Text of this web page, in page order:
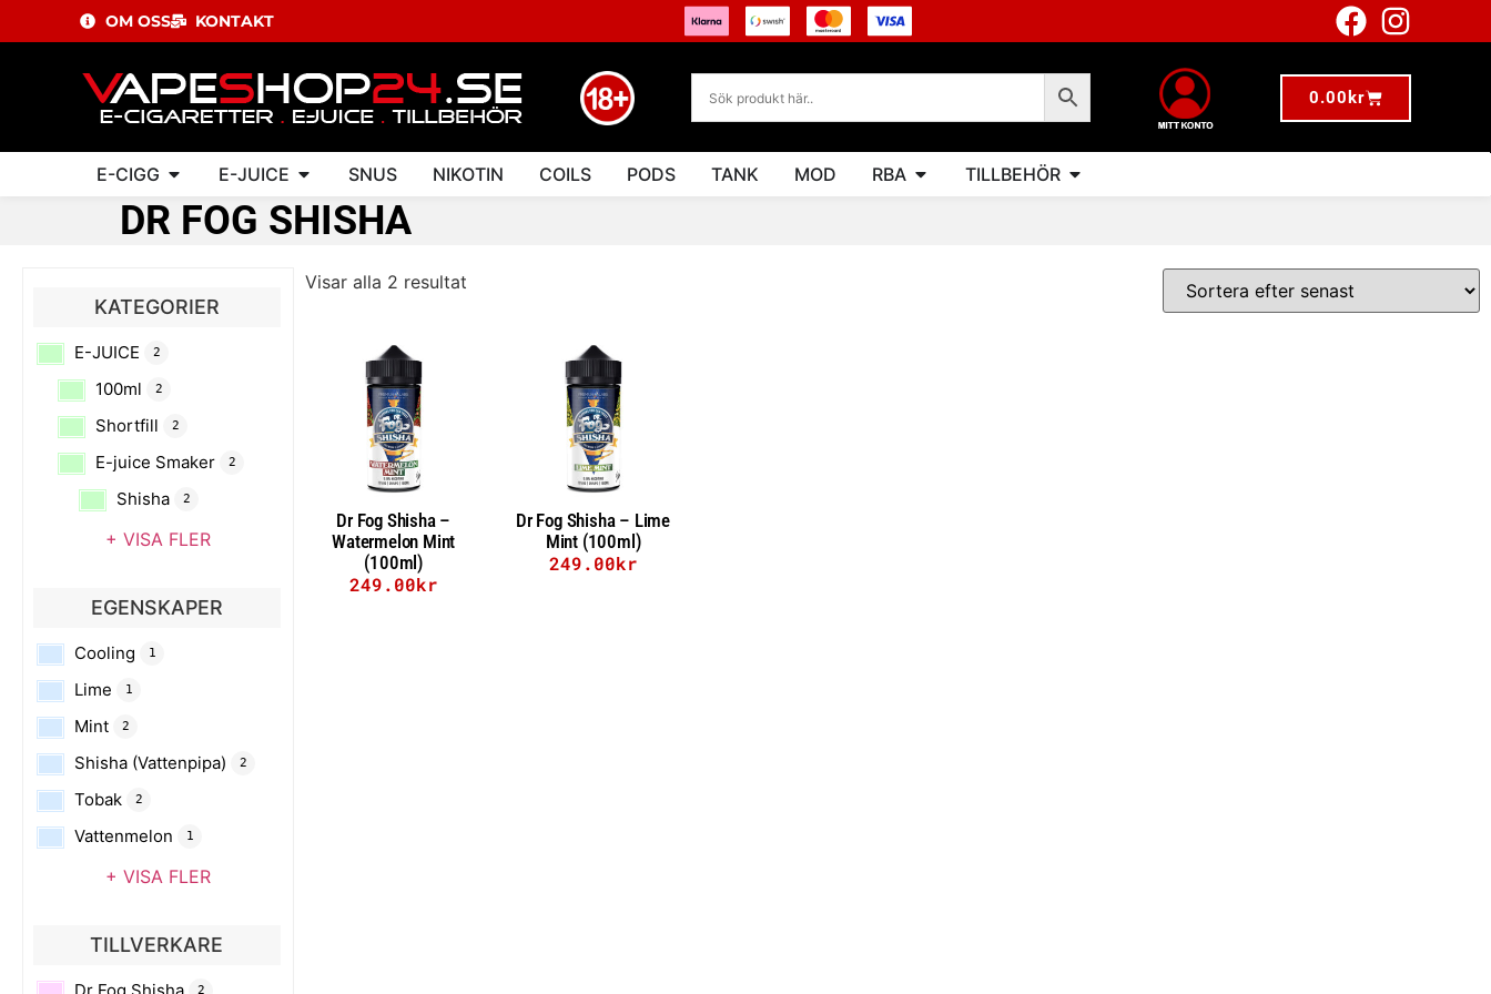
OM OSS KONTAKT
0.00 kr
E-CIGG E-JUICE SNUS NIKOTIN COILS PODS TANK MOD RBA TILLBEHÖR
DR FOG SHISHA
KATEGORIER
E-JUICE 2
100ml 2
Shortfill 2
E-juice Smaker 2
Shisha 2
+ VISA FLER
EGENSKAPER
Cooling 1
Lime 1
Mint 2
Shisha (Vattenpipa) 2
Tobak 2
Vattenmelon 1
+ VISA FLER
TILLVERKARE
2
Visar alla 2 resultat
Dr Fog Shisha –
Watermelon Mint
(100ml)
249.00kr
Dr Fog Shisha – Lime
Mint (100ml)
249.00kr